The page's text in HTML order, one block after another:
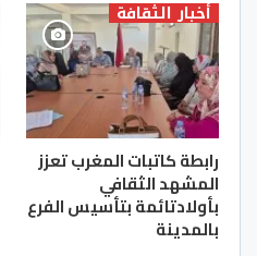
أخبار الثقافة
رابطة كاتبات المغرب تعزز
المشهد الثقافي
بأولادتائمة بتأسيس الفرع
بالمدينة